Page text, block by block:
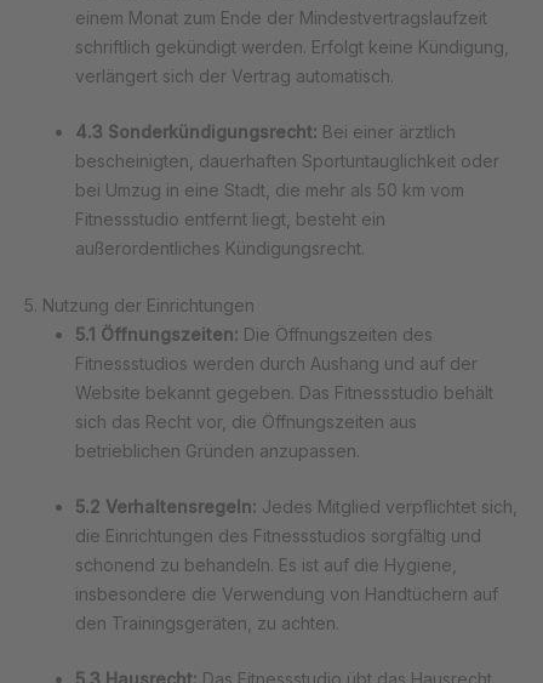
einem Monat zum Ende der Mindestvertragslaufzeit
schriftlich gekündigt werden. Erfolgt keine Kündigung,
verlängert sich der Vertrag automatisch.
4.3 Sonderkündigungsrecht: Bei einer ärztlich
bescheinigten, dauerhaften Sportuntauglichkeit oder
bei Umzug in eine Stadt, die mehr als 50 km vom
Fitnessstudio entfernt liegt, besteht ein
außerordentliches Kündigungsrecht.
5. Nutzung der Einrichtungen
5.1 Öffnungszeiten: Die Öffnungszeiten des
Fitnessstudios werden durch Aushang und auf der
Website bekannt gegeben. Das Fitnessstudio behält
sich das Recht vor, die Öffnungszeiten aus
betrieblichen Gründen anzupassen.
5.2 Verhaltensregeln: Jedes Mitglied verpflichtet sich,
die Einrichtungen des Fitnessstudios sorgfältig und
schonend zu behandeln. Es ist auf die Hygiene,
insbesondere die Verwendung von Handtüchern auf
den Trainingsgeräten, zu achten.